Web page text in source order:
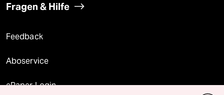
Fragen & Hilfe
Feedback
Aboservice
ePaper Login